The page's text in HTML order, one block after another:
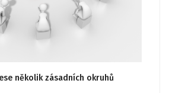
několik zásadních okruhů